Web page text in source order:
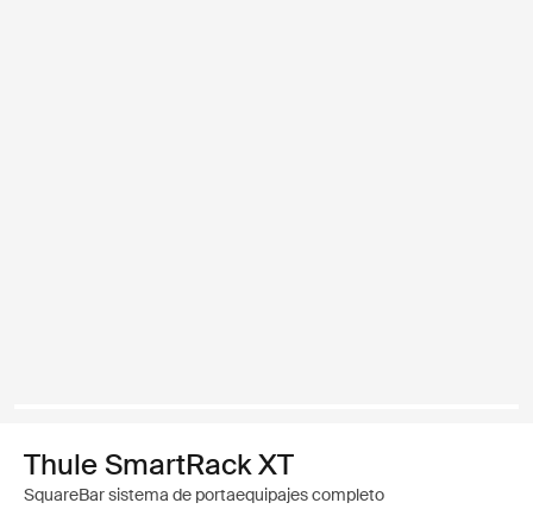
Thule SmartRack XT
SquareBar sistema de portaequipajes completo